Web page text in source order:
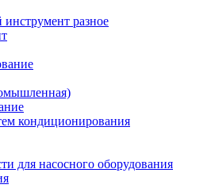
разное
кондиционирования
для насосного оборудования